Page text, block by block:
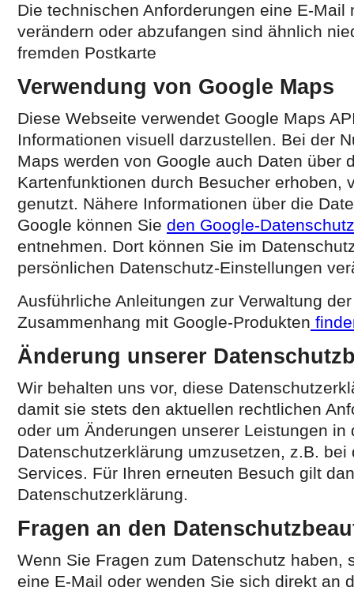
Die technischen Anforderungen eine E-Mail
verändern oder abzufangen sind ähnlich
fremden Postkarte
Verwendung von Google Maps
Diese Webseite verwendet Google Maps
Informationen visuell darzustellen. Bei der
Maps werden von Google auch Daten über
Kartenfunktionen durch Besucher erhoben,
genutzt. Nähere Informationen über die
Google können Sie den Google-
entnehmen. Dort können Sie im
persönlichen Datenschutz-Einstellungen
Ausführliche Anleitungen zur Verwaltung
Zusammenhang mit Google-Produkten
Änderung unserer
Wir behalten uns vor, diese
damit sie stets den aktuellen rechtlichen
oder um Änderungen unserer Leistungen in
Datenschutzerklärung umzusetzen, z.B. bei
Services. Für Ihren erneuten Besuch gilt
Datenschutzerklärung.
Fragen an den
Wenn Sie Fragen zum Datenschutz haben,
eine E-Mail oder wenden Sie sich direkt an